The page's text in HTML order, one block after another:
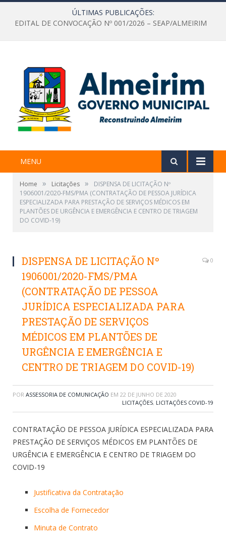
ÚLTIMAS PUBLICAÇÕES:
EDITAL DE CONVOCAÇÃO Nº 001/2026 – SEAP/ALMEIRIM
MENU
Home » Licitações »
DISPENSA DE LICITAÇÃO Nº
1906001/2020-FMS/PMA (CONTRATAÇÃO DE PESSOA JURÍDICA
ESPECIALIZADA PARA PRESTAÇÃO DE SERVIÇOS MÉDICOS EM
PLANTÕES DE URGÊNCIA E EMERGÊNCIA E CENTRO DE TRIAGEM
DO COVID-19)
DISPENSA DE LICITAÇÃO Nº
1906001/2020-FMS/PMA
(CONTRATAÇÃO DE PESSOA
JURÍDICA ESPECIALIZADA PARA
PRESTAÇÃO DE SERVIÇOS
MÉDICOS EM PLANTÕES DE
URGÊNCIA E EMERGÊNCIA E
CENTRO DE TRIAGEM DO COVID-19)
0
POR ASSESSORIA DE COMUNICAÇÃO EM 22 DE JUNHO DE 2020
LICITAÇÕES, LICITAÇÕES COVID-19
CONTRATAÇÃO DE PESSOA JURÍDICA ESPECIALIZADA PARA
PRESTAÇÃO DE SERVIÇOS MÉDICOS EM PLANTÕES DE
URGÊNCIA E EMERGÊNCIA E CENTRO DE TRIAGEM DO
COVID-19
Justificativa da Contratação
Escolha de Fornecedor
Minuta de Contrato